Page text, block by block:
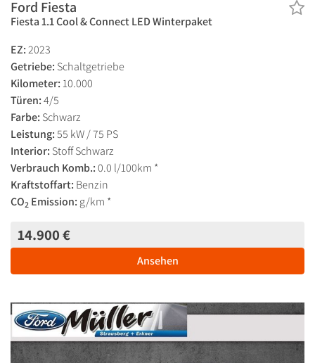
Ford Fiesta
Fiesta 1.1 Cool & Connect LED Winterpaket
EZ:2023
Getriebe: Schaltgetriebe
Kilometer: 10.000
Türen:4/5
Farbe: Schwarz
Leistung:55 kW / 75 PS
Interior: Stoff Schwarz
Verbrauch Komb.:0.0 l/100km *
Kraftstoffart: Benzin
CO2 Emission: g/km *
14.900 €
Ansehen